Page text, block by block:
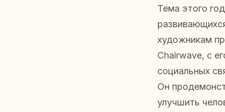
Тема этого
художникам
Chairwave, с
социальных
Он
улучшить